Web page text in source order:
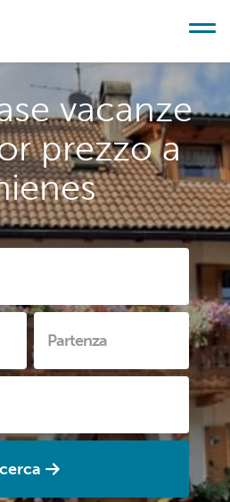
vacanze
prezzo a
cerca